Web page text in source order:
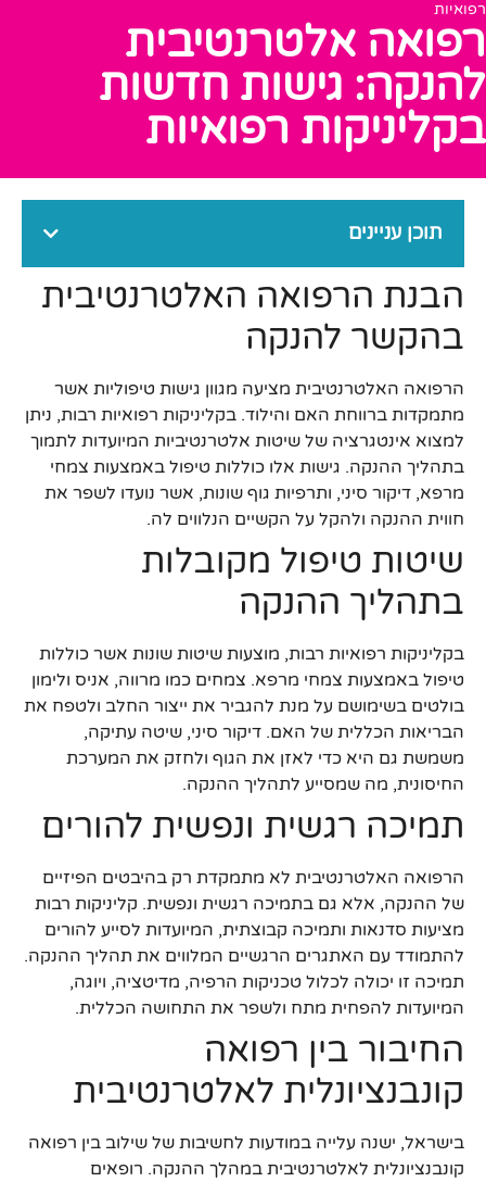
רפואיות
רפואה אלטרנטיבית
להנקה: גישות חדשות
בקליניקות רפואיות
תוכן עניינים
הבנת הרפואה האלטרנטיבית
בהקשר להנקה
הרפואה האלטרנטיבית מציעה מגוון גישות טיפוליות אשר
מתמקדות ברווחת האם והילוד. בקליניקות רפואיות רבות, ניתן
למצוא אינטגרציה של שיטות אלטרנטיביות המיועדות לתמוך
בתהליך ההנקה. גישות אלו כוללות טיפול באמצעות צמחי
מרפא, דיקור סיני, ותרפיות גוף שונות, אשר נועדו לשפר את
חווית ההנקה ולהקל על הקשיים הנלווים לה.
שיטות טיפול מקובלות
בתהליך ההנקה
בקליניקות רפואיות רבות, מוצעות שיטות שונות אשר כוללות
טיפול באמצעות צמחי מרפא. צמחים כמו מרווה, אניס ולימון
בולטים בשימושם על מנת להגביר את ייצור החלב ולטפח את
הבריאות הכללית של האם. דיקור סיני, שיטה עתיקה,
משמשת גם היא כדי לאזן את הגוף ולחזק את המערכת
החיסונית, מה שמסייע לתהליך ההנקה.
תמיכה רגשית ונפשית להורים
הרפואה האלטרנטיבית לא מתמקדת רק בהיבטים הפיזיים
של ההנקה, אלא גם בתמיכה רגשית ונפשית. קליניקות רבות
מציעות סדנאות ותמיכה קבוצתית, המיועדות לסייע להורים
להתמודד עם האתגרים הרגשיים המלווים את תהליך ההנקה.
תמיכה זו יכולה לכלול טכניקות הרפיה, מדיטציה, ויוגה,
המיועדות להפחית מתח ולשפר את התחושה הכללית.
החיבור בין רפואה
קונבנציונלית לאלטרנטיבית
בישראל, ישנה עלייה במודעות לחשיבות של שילוב בין רפואה
קונבנציונלית לאלטרנטיבית במהלך ההנקה. רופאים